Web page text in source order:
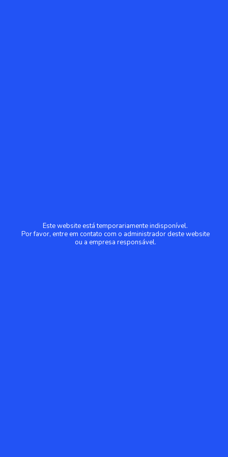
Este website está temporariamente indisponível.
Por favor, entre em contato com o administrador deste website
ou a empresa responsável.